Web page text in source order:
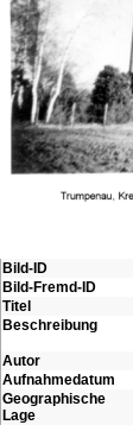
Bild-ID
Bild-Fremd-ID
Titel
Beschreibung
Autor
Aufnahmedatum
Geographische
Lage